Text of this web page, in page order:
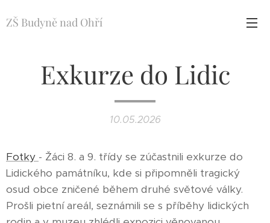
ZŠ Budyně nad Ohří
Exkurze do Lidic
10.05.2026
Fotky - Žáci 8. a 9. třídy se zúčastnili exkurze do
Lidického památníku, kde si připomněli tragický
osud obce zničené během druhé světové války.
Prošli pietní areál, seznámili se s příběhy lidických